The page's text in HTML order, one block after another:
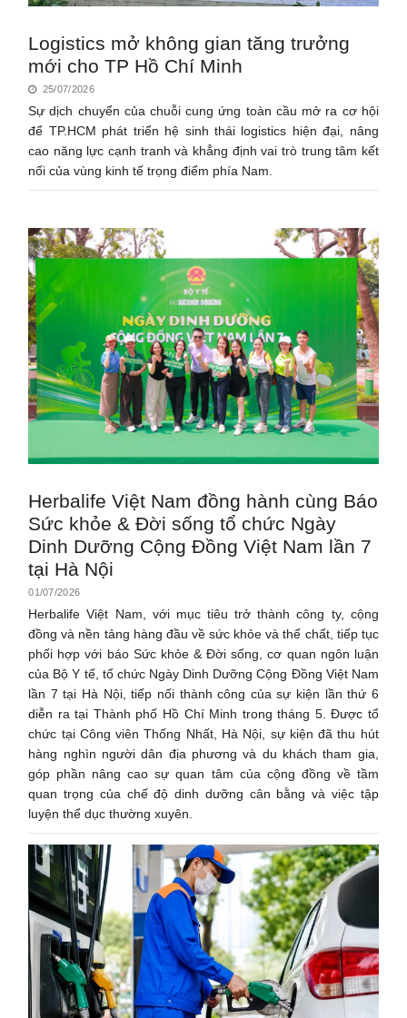
Logistics mở không gian tăng trưởng
mới cho TP Hồ Chí Minh
25/07/2026
Sự dịch chuyển của chuỗi cung ứng toàn cầu mở ra cơ hội
để TP.HCM phát triển hệ sinh thái logistics hiện đại, nâng
cao năng lực cạnh tranh và khẳng định vai trò trung tâm kết
nối của vùng kinh tế trọng điểm phía Nam.
Herbalife Việt Nam đồng hành cùng Báo
Sức khỏe & Đời sống tổ chức Ngày
Dinh Dưỡng Cộng Đồng Việt Nam lần 7
tại Hà Nội
01/07/2026
Herbalife Việt Nam, với mục tiêu trở thành công ty, cộng
đồng và nền tảng hàng đầu về sức khỏe và thể chất, tiếp tục
phối hợp với báo Sức khỏe & Đời sống, cơ quan ngôn luận
của Bộ Y tế, tổ chức Ngày Dinh Dưỡng Cộng Đồng Việt Nam
lần 7 tại Hà Nội, tiếp nối thành công của sự kiện lần thứ 6
diễn ra tại Thành phố Hồ Chí Minh trong tháng 5. Được tổ
chức tại Công viên Thống Nhất, Hà Nội, sự kiện đã thu hút
hàng nghìn người dân địa phương và du khách tham gia,
góp phần nâng cao sự quan tâm của cộng đồng về tầm
quan trọng của chế độ dinh dưỡng cân bằng và việc tập
luyện thể dục thường xuyên.